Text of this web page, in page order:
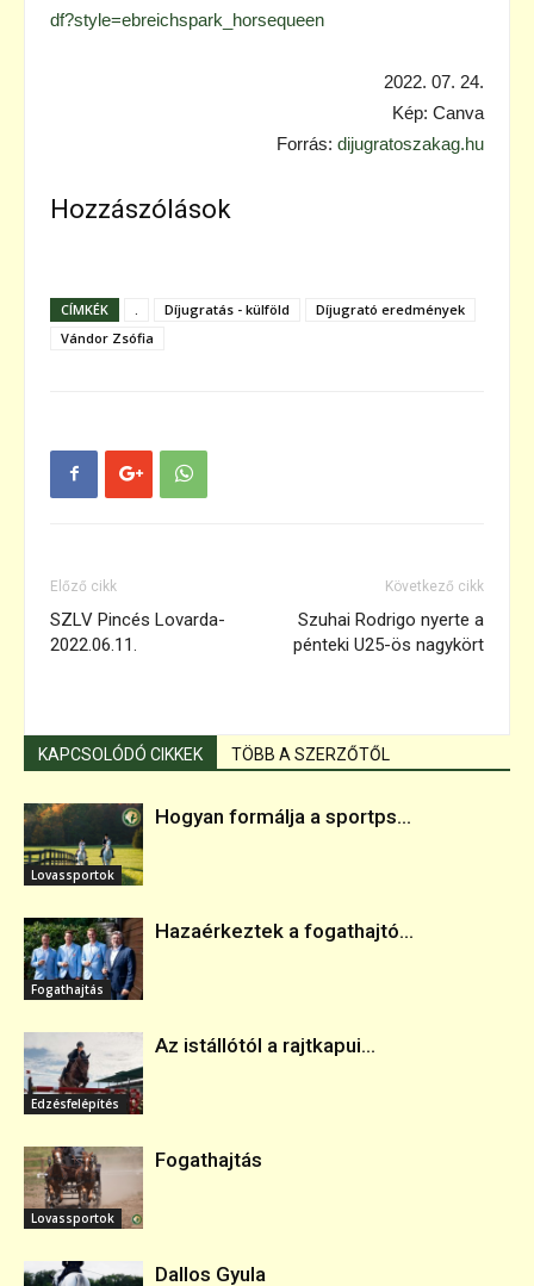
df?style=ebreichspark_horsequeen
2022. 07. 24.
Kép: Canva
Forrás: dijugratoszakag.hu
Hozzászólások
CÍMKÉK Díjugratás - külföld
Díjugrató eredmények
Vándor Zsófia
Előző cikk
SZLV Pincés Lovarda-
2022.06.11.
Következő cikk
Szuhai Rodrigo nyerte a
pénteki U25-ös nagykört
KAPCSOLÓDÓ CIKKEK TÖBB A SZERZŐTŐL
Lovassportok
Hogyan formálja a sportps...
Fogathajtás
Hazaérkeztek a fogathajtó...
Edzésfelépítés
Az istállótól a rajtkapui...
Lovassportok
Fogathajtás
Dallos Gyula